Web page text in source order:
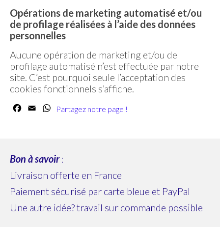
Opérations de marketing automatisé et/ou
de profilage réalisées à l’aide des données
personnelles
Aucune opération de marketing et/ou de
profilage automatisé n’est effectuée par notre
site. C’est pourquoi seule l’acceptation des
cookies fonctionnels s’affiche.
Facebook
Email WhatsApp
Partagez notre page !
Bon à savoir:
Livraison offerte en France
Paiement sécurisé par carte bleue et PayPal
Une autre idée? travail sur commande possible